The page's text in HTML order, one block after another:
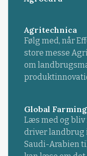
Agritechnica
Følg med, når
store messe
om
Global Farming
Læs med og bliv
driver landbrug
Saudi-Arabien